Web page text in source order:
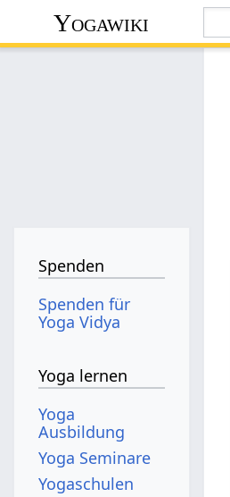
Yogawiki
Spenden
Spenden für
Yoga Vidya
Yoga lernen
Yoga
Ausbildung
Yoga Seminare
Yogaschulen